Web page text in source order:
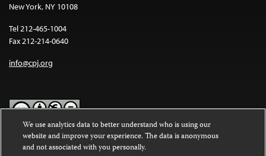
New York, NY 10108
Tel 212-465-1004
Fax 212-214-0640
info@cpj.org
Except where noted, text on this website is licensed under a
Commons Attribution-NonCommercial-NoDerivatives 4.0
We use analytics data to better understand who is using our
website and improve your experience. The data is anonymous
and not associated with you personally.